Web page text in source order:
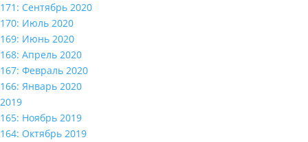
171: Сентябрь 2020
170: Июль 2020
169: Июнь 2020
168: Апрель 2020
167: Февраль 2020
166: Январь 2020
2019
165: Ноябрь 2019
164: Октябрь 2019